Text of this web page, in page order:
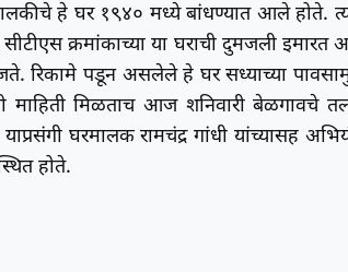
मालकीचे हे घर १९४० मध्ये बांधण्यात आले होते.
क्रमांकाच्या या घराची दुमजली
रिकामे पडून असलेले हे घर सध्याच्या
मिळताच आज शनिवारी बेळगावचे
घरमालक रामचंद्र गांधी यांच्यासह
होते.